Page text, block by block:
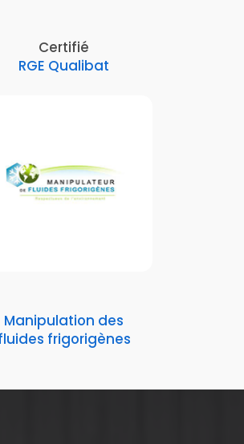
Certifié
RGE Qualibat
Manipulation des
frigorigènes